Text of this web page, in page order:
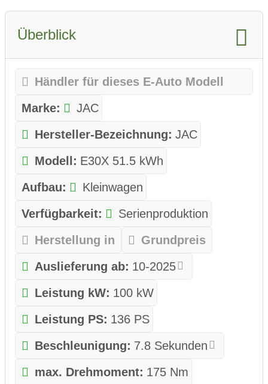
Überblick
Händler für dieses E-Auto Modell
Marke:
JAC
Hersteller-Bezeichnung: JAC
Modell: E30X 51.5 kWh
Aufbau:
Kleinwagen
Verfügbarkeit:
Serienproduktion
Herstellung in
Grundpreis
Auslieferung ab: 10-2025
Leistung kW: 100 kW
Leistung PS: 136 PS
Beschleunigung: 7.8 Sekunden
max. Drehmoment: 175 Nm